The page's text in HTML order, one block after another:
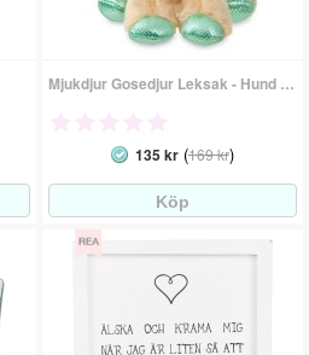
Mjukdjur Gosedjur Leksak - Hund Labrador
135 kr(169 kr)